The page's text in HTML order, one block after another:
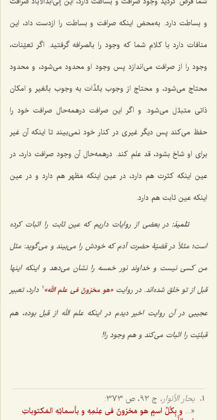
و بساطت دارد. به‌محض اینکه صرافت و بساطت را ازدست داد، این
منافات دارد با کلام شما که وجود را بالصرافه گرفتید. اگر تعیّنات،
وجود را از صرافت می‌اندازد پس وجود او محدود می‌شود، و محدود
محتاج می‌شود، و محتاج از وجوب بالذّات به وجوب بالغیر و امکان
ذاتی متبدّل می‌شود. و اگر این صرافت درهمه‌حال صرافت خود را
حفظ می‌کند پس دیگر غیری در کنار خود نمی‌بیند تا اینکه آن غیر
برای او شاخ بشود، قد علم کند. درهمه‌حال آن وجود صرافت دارد، در
عین اینکه کثرت هم دارد، در عین اینکه مَظهر هم دارد و در عین
اینکه عین ثابت هم دارد.
تلمیذ: در بعضی از روایات داریم که عین ثابت را اثبات کرده
است؛ مثلاً در قضیّۀ حضرت آدم که خودش را می‌بیند و می‌گوید: مثل
من کسی نیست و خداوند نور خمسه را نشان می‌دهد و اینکه اینها
قبل از تو خلق شده‌اند. در روایت«هو مخزونٌ فی علم الله» 1
دارد، تعبیر
عجیبی در آن روایت اخیر دیدم در اینکه علم الله از قبل بوده، هم
قبلیّت را اثبات می‌کند و هم وجود را!
بحار الأنوار، ج 92، ص 373:
«... و بِکُلِّ اسمٍ هو مَخزونٌ فی عِلمِهِ و بأسمائِهِ المَکتوباتِ